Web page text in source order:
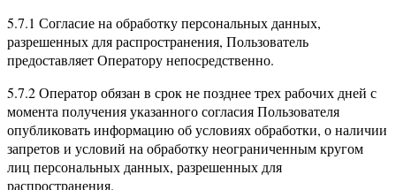
5.7.1 Согласие на обработку персональных данных,
разрешенных для распространения, Пользователь
предоставляет Оператору непосредственно.
5.7.2 Оператор обязан в срок не позднее трех рабочих дней с
момента получения указанного согласия Пользователя
опубликовать информацию об условиях обработки, о наличии
запретов и условий на обработку неограниченным кругом
лиц персональных данных, разрешенных для
распространения.